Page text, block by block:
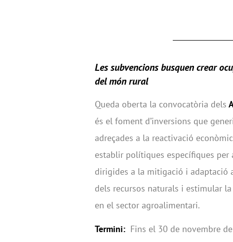
Les subvencions busquen crear
del món rural
Queda oberta la convocatòria dels
és el foment d’inversions que
adreçades a la reactivació
establir polítiques específiques
dirigides a la mitigació i adaptació
dels recursos naturals i estimular
en el sector agroalimentari.
Termini: Fins el 30 de novembre